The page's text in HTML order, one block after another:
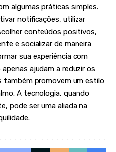
algumas práticas simples.
notificações, utilizar
conteúdos positivos,
e socializar de maneira
sua experiência com
ajudam a reduzir os
também promovem um estilo
A tecnologia, quando
pode ser uma aliada na